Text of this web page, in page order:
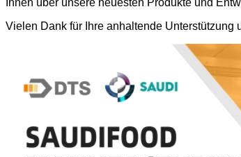
Vielen Dank für Ihre anhaltende Unterstützung